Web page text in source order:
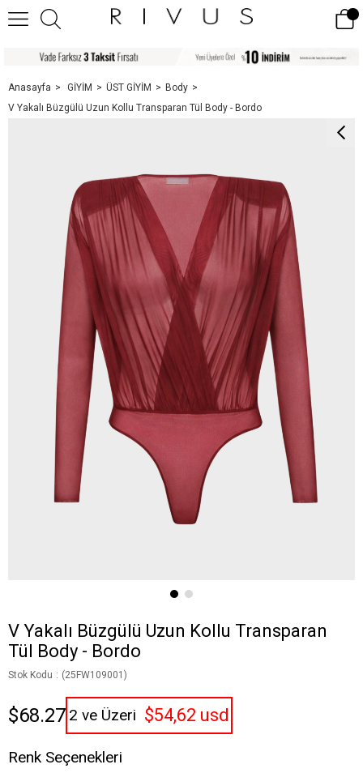
Anasayfa GİYİM ÜST GİYİM
Body
V Yakalı Büzgülü Uzun Kollu Transparan Tül Body - Bordo
V Yakalı Büzgülü Uzun Kollu Transparan
Tül Body - Bordo
Stok Kodu (25FW109001)
$68.27 2 ve Üzeri $54,62 usd
Renk Seçenekleri